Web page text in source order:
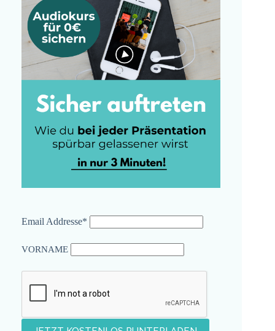
Email Addresse*
VORNAME